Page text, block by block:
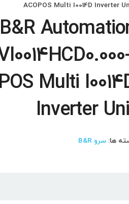
ACOPOS Multi I0014D Inverter
B&R
Multi
Inverter
ها: سرو B&R